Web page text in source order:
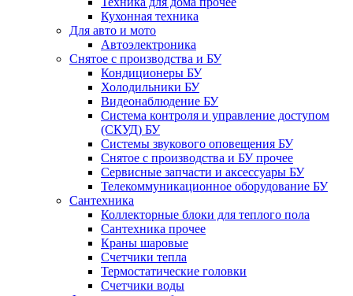
Кухонная техника
Для авто и мото
Автоэлектроника
Снятое с производства и БУ
Кондиционеры БУ
Холодильники БУ
Видеонаблюдение БУ
Система контроля и управление доступом
(СКУД) БУ
Системы звукового оповещения БУ
Снятое с производства и БУ прочее
Сервисные запчасти и аксессуары БУ
Телекоммуникационное оборудование БУ
Сантехника
Коллекторные блоки для теплого пола
Сантехника прочее
Краны шаровые
Счетчики тепла
Термоcтатические головки
Счетчики воды